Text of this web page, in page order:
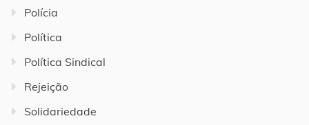
Polícia
Política
Política Sindical
Rejeição
Solidariedade